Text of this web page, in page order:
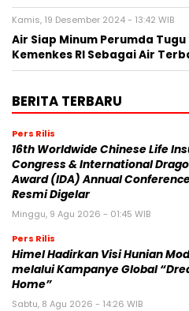
Kamis, 19 Desember 2024 - 13:42 WIB
Air Siap Minum Perumda
Kemenkes RI Sebagai Air
BERITA TERBARU
Pers Rilis
16th Worldwide Chinese Life
Congress & International
Award (IDA) Annual
Resmi Digelar
Minggu, 9 Agu 2026 - 01:45 WIB
Pers Rilis
Himel Hadirkan Visi Hunian
melalui Kampanye Global
Home”
Sabtu, 8 Agu 2026 - 14:26 WIB